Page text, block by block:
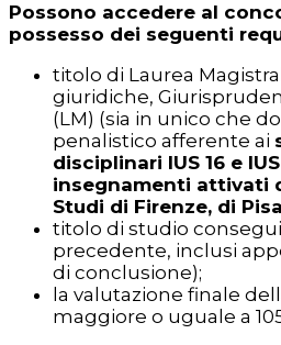
Possono accedere al
possesso dei seguenti
titolo di Laurea
giuridiche,
(LM) (sia in unico che
penalistico afferente ai
disciplinari IUS 16 e
insegnamenti attivati
Studi di Firenze, di
titolo di studio
precedente, inclusi
di conclusione);
la valutazione finale
maggiore o uguale a